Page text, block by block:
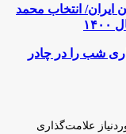
ایران/ انتخاب محمد
شب را در چادر
علامت‌گذاری